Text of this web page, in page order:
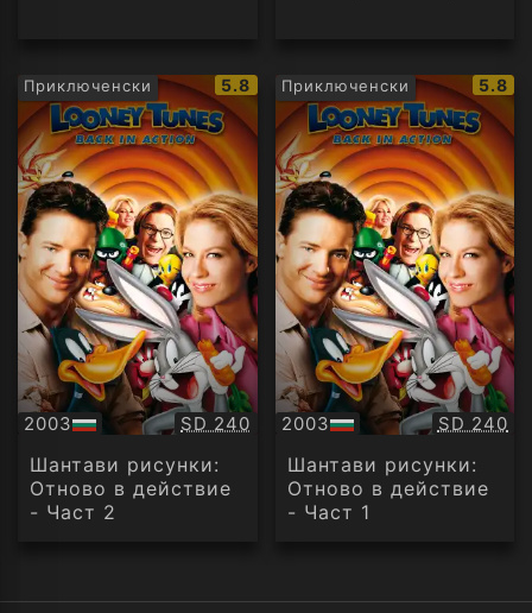
Приключенски
IMDb
рейтинг:
5.8
2003
БГ
аудио
Качество:
SD 240
Шантави рисунки:
Отново в действие
- Част 2
Приключенски
IMDb
5.8
2003
БГ
аудио
SD 240
Шантави рисунки:
Отново в действие
- Част 1